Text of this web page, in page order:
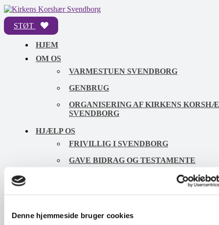
Denne hjemmeside bruger cookies
Skip
to
content
Kirkens
Svendborg
STØT
HJEM
OM OS
VARMESTUEN SVENDBORG
GENBRUG
ORGANISERING AF KIRKENS
SVENDBORG
HJÆLP OS
FRIVILLIG I SVENDBORG
GAVE BIDRAG OG TESTAMENTE
NYHEDER